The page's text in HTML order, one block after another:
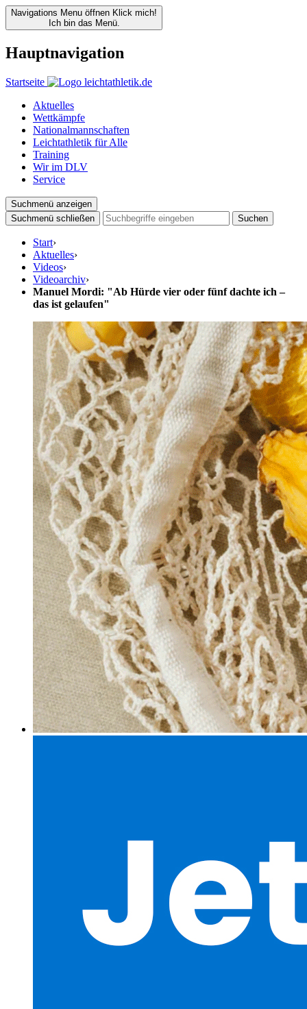
Navigations Menu öffnen Klick mich!
Ich bin das Menü.
Hauptnavigation
Startseite
Aktuelles
Wettkämpfe
Nationalmannschaften
Leichtathletik für Alle
Training
Wir im DLV
Service
Suchmenü anzeigen
Suchmenü schließen
Suchen
Start›
Aktuelles›
Videos›
Videoarchiv›
Manuel Mordi: "Ab Hürde vier oder fünf dachte ich –
das ist gelaufen"